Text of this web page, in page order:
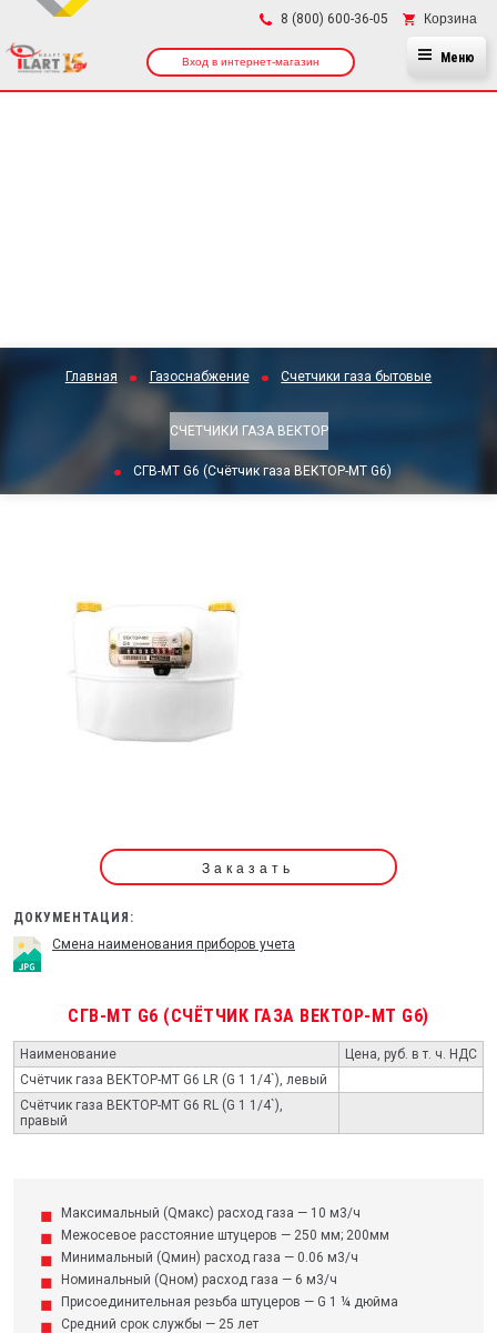
8 (800) 600-36-05 Корзина
Вход в интернет-магазин Меню
Главная Газоснабжение Счетчики газа бытовые
СЧЕТЧИКИ ГАЗА ВЕКТОР
СГВ-МТ G6 (Счётчик газа ВЕКТОР-МТ G6)
Заказать
ДОКУМЕНТАЦИЯ:
Смена наименования приборов учета
СГВ-МТ G6 (СЧЁТЧИК ГАЗА ВЕКТОР-МТ G6)
Наименование
Цена, руб. в т. ч. НДС
Счётчик газа ВЕКТОР-МТ G6 LR (G 1 1/4`), левый
Счётчик газа ВЕКТОР-МТ G6 RL (G 1 1/4`),
правый
Максимальный (Qмакс) расход газа — 10 м3/ч
Межосевое расстояние штуцеров — 250 мм; 200мм
Минимальный (Qмин) расход газа — 0.06 м3/ч
Номинальный (Qном) расход газа — 6 м3/ч
Присоединительная резьба штуцеров — G 1 ¼ дюйма
Средний срок службы — 25 лет
×